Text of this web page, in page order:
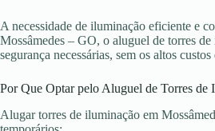
A necessidade de iluminação eficiente e
Mossâmedes – GO, o aluguel de torres
segurança necessárias, sem os altos
Por Que Optar pelo Aluguel de Torres de
Alugar torres de iluminação em